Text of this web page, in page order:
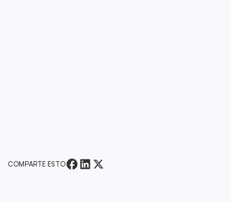
COMPARTE ESTO